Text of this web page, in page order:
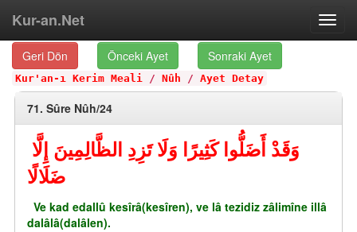
Kur-an.Net
Geri Dön Önceki Ayet Sonraki Ayet
Kur'an-ı Kerim Meali / Nûh / Ayet Detay
71. Sûre Nûh/24
وَقَدْ أَضَلُّوا كَثِيرًا وَلَا تَزِدِ الظَّالِمِينَ إِلَّا
ضَلَالًا
Ve kad edallû kesîrâ(kesîren), ve lâ tezidiz zâlimîne illâ
dalâlâ(dalâlen).